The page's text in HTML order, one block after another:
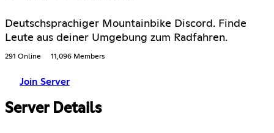
Deutschsprachiger Mountainbike Discord. Finde
Leute aus deiner Umgebung zum Radfahren.
291 Online 11,096 Members
Join Server
Server Details